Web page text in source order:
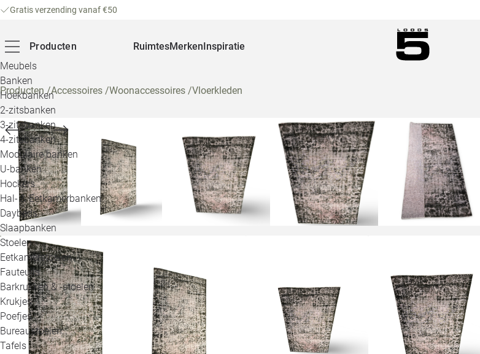
Gratis verzending vanaf €50
Producten
Meubels
Banken
Hoekbanken
2-zitsbanken
3-zitsbanken
4-zitsbanken
Modulaire banken
U-banken
Hockers
Hal- & Eetkamerbanken
Daybeds
Slaapbanken
Stoelen
Eetkamerstoelen
Fauteuils
Barkrukken & -stoelen
Krukjes
Poefjes
Bureaustoelen
Tafels
RuimtesMerkenInspiratie
Producten/Accessoires /Woonaccessoires /Vloerkleden